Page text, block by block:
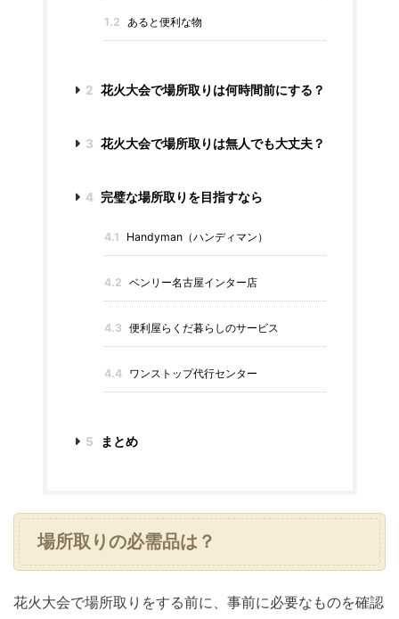
1.2 あると便利な物
2 花火大会で場所取りは何時間前にする？
3 花火大会で場所取りは無人でも大丈夫？
4 完璧な場所取りを目指すなら
4.1 Handyman（ハンディマン）
4.2 ベンリー名古屋インター店
4.3 便利屋らくだ暮らしのサービス
4.4 ワンストップ代行センター
5 まとめ
場所取りの必需品は？
花火大会で場所取りをする前に、事前に必要なものを確認